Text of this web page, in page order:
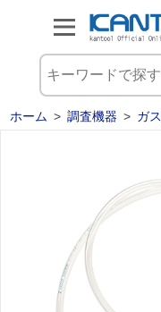
ホーム > 調査機器 > ガ